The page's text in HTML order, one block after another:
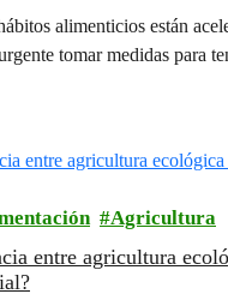
alimenticios están
tomar medidas para
Agricultura
entre agricultura